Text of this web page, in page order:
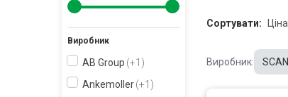
Виробник
AB Group +1
Ankemoller +1
Сортувати:
Виробник: SCAN